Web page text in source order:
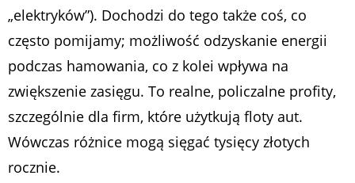
„elektryków”). Dochodzi do tego także coś, co
często pomijamy; możliwość odzyskanie energii
podczas hamowania, co z kolei wpływa na
zwiększenie zasięgu. To realne, policzalne profity,
szczególnie dla firm, które użytkują floty aut.
Wówczas różnice mogą sięgać tysięcy złotych
rocznie.